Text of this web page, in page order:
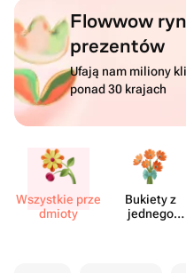
Flowwow
prezentów
Ufają nam miliony
ponad 30 krajach
Wszystkie prze​
dmioty
Bukiety z
jednego